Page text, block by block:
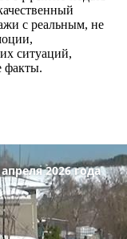
с реальным, не
ситуаций,
факты.